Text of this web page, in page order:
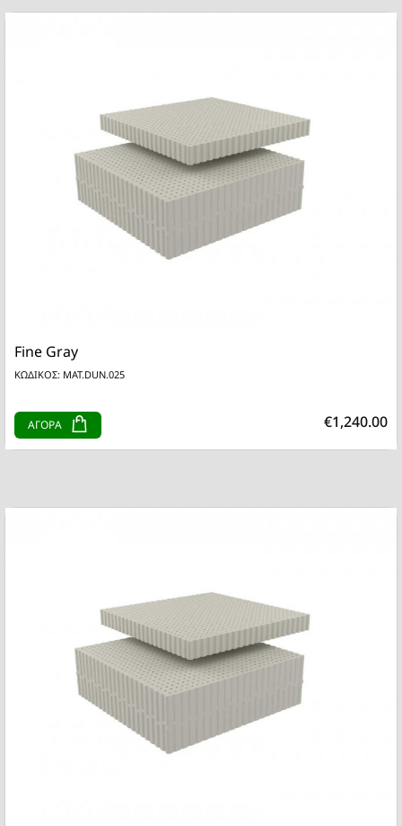
Fine Gray
ΚΩΔΙΚΟΣ: MAT.DUN.025
ΑΓΟΡΑ €1,240.00